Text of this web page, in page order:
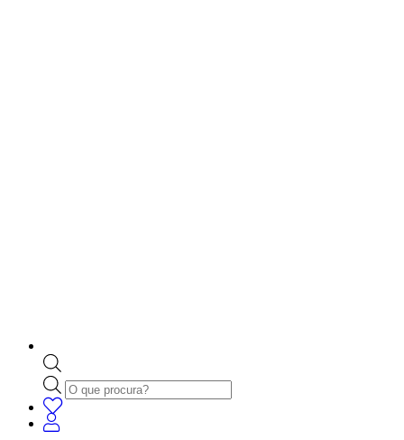
Products
search